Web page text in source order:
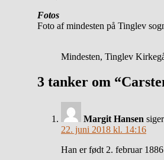
Fotos
Foto af mindesten på Tinglev
Mindesten, Tinglev
3 tanker om
Margit Hansen
22. juni 2018 kl. 14:16
Han er født 2. februar 1886